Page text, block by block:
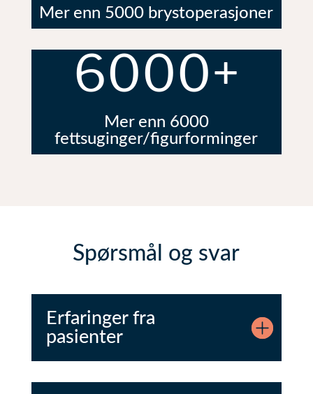
Mer enn 5000 brystoperasjoner
6000+
Mer enn 6000
fettsuginger/figurforminger
Spørsmål og svar
Erfaringer fra
pasienter